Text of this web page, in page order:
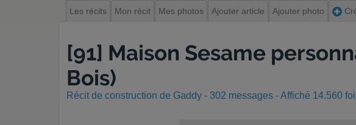
Les récits Mon récit Mes photos Ajouter article Ajouter photo
[91] Maison Sesame
Bois)
Récit de construction de Gaddy - 302 messages - Affiché 14.560